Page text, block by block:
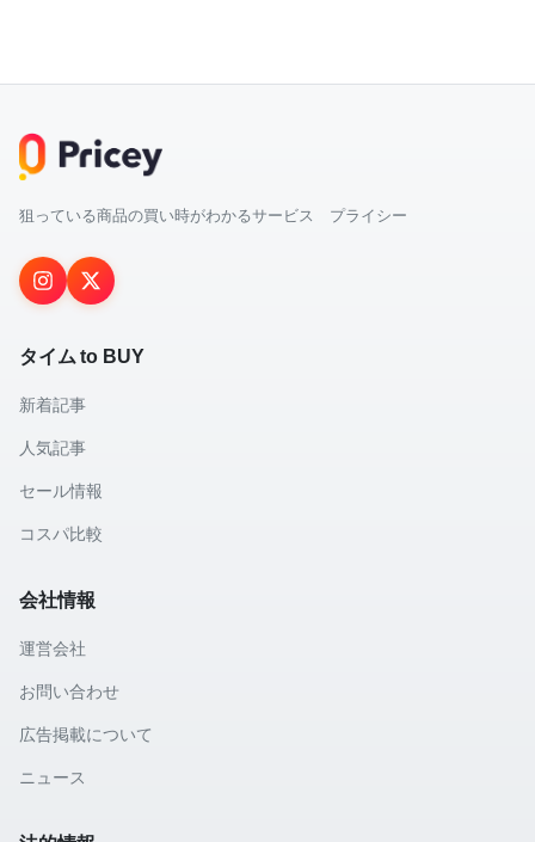
狙っている商品の買い時がわかるサービス プライシー
タイム to BUY
新着記事
人気記事
セール情報
コスパ比較
会社情報
運営会社
お問い合わせ
広告掲載について
ニュース